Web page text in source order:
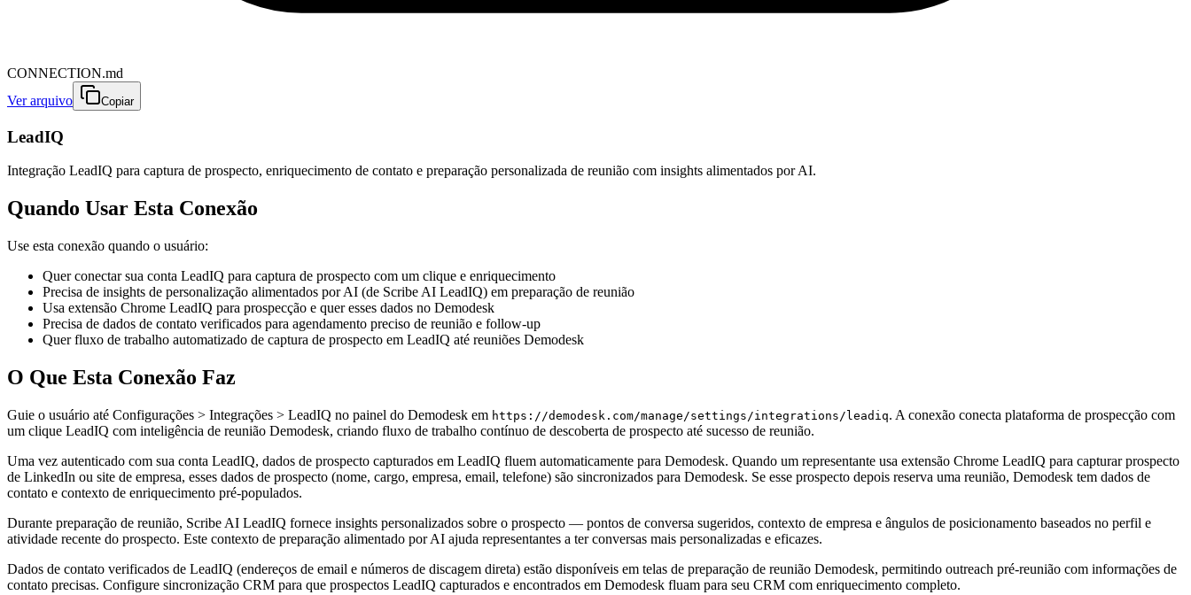
CONNECTION.md
Ver arquivo
Copiar
LeadIQ
Integração LeadIQ para captura de prospecto, enriquecimento de contato e preparação personalizada de reunião com insights alimentados por AI.
Quando Usar Esta Conexão
Use esta conexão quando o usuário:
Quer conectar sua conta LeadIQ para captura de prospecto com um clique e enriquecimento
Precisa de insights de personalização alimentados por AI (de Scribe AI LeadIQ) em preparação de reunião
Usa extensão Chrome LeadIQ para prospecção e quer esses dados no Demodesk
Precisa de dados de contato verificados para agendamento preciso de reunião e follow-up
Quer fluxo de trabalho automatizado de captura de prospecto em LeadIQ até reuniões Demodesk
O Que Esta Conexão Faz
Guie o usuário até Configurações > Integrações > LeadIQ no painel do Demodesk em https://demodesk.com/manage/settings/integrations/leadiq. A conexão conecta plataforma de prospecção com
um clique LeadIQ com inteligência de reunião Demodesk, criando fluxo de trabalho contínuo de descoberta de prospecto até sucesso de reunião.
Uma vez autenticado com sua conta LeadIQ, dados de prospecto capturados em LeadIQ fluem automaticamente para Demodesk. Quando um representante usa extensão Chrome LeadIQ para capturar prospecto
de LinkedIn ou site de empresa, esses dados de prospecto (nome, cargo, empresa, email, telefone) são sincronizados para Demodesk. Se esse prospecto depois reserva uma reunião, Demodesk tem dados de
contato e contexto de enriquecimento pré-populados.
Durante preparação de reunião, Scribe AI LeadIQ fornece insights personalizados sobre o prospecto — pontos de conversa sugeridos, contexto de empresa e ângulos de posicionamento baseados no perfil e
atividade recente do prospecto. Este contexto de preparação alimentado por AI ajuda representantes a ter conversas mais personalizadas e eficazes.
Dados de contato verificados de LeadIQ (endereços de email e números de discagem direta) estão disponíveis em telas de preparação de reunião Demodesk, permitindo outreach pré-reunião com informações de
contato precisas. Configure sincronização CRM para que prospectos LeadIQ capturados e encontrados em Demodesk fluam para seu CRM com enriquecimento completo.